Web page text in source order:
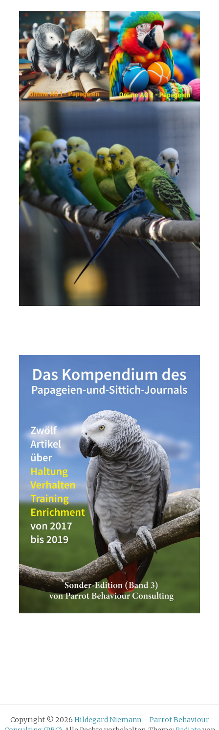
Copyright © 2026 Hildegard Niemann – Parrot Behaviour